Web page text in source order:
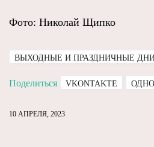
Фото: Николай Щипко
ВЫХОДНЫЕ И ПРАЗДНИЧНЫЕ
Поделиться VKONTAKTE
10 АПРЕЛЯ, 2023